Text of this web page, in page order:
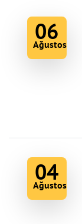
06
Ağustos
04
Ağustos